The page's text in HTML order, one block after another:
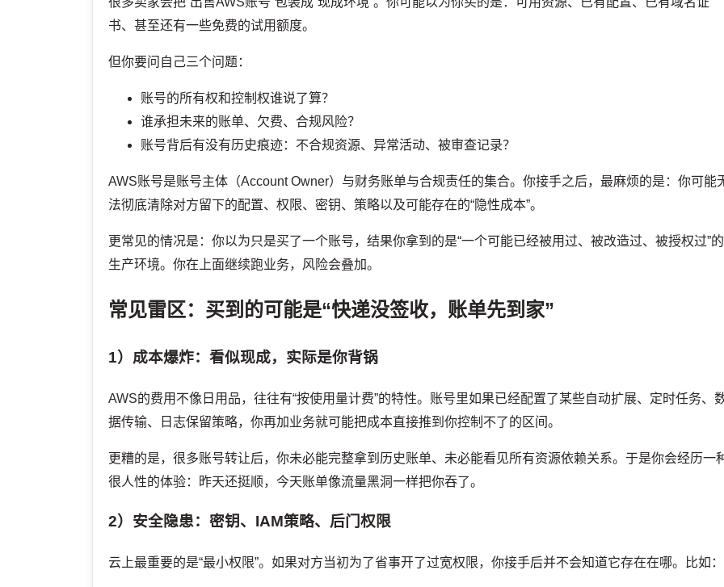
书、甚至还有一些免费的试用额度。
但你要问自己三个问题：
账号的所有权和控制权谁说了算？
谁承担未来的账单、欠费、合规风险？
账号背后有没有历史痕迹：不合规资源、异常活动、被审查记录？
AWS账号是账号主体（Account Owner）与财务账单与合规责任的集合。你接手之后，最麻烦的是：你可能
法彻底清除对方留下的配置、权限、密钥、策略以及可能存在的“隐性成本”。
更常见的情况是：你以为只是买了一个账号，结果你拿到的是“一个可能已经被用过、被改造过、被授权过”的
生产环境。你在上面继续跑业务，风险会叠加。
常见雷区：买到的可能是“快递没签收，账单先到家”
1）成本爆炸：看似现成，实际是你背锅
AWS的费用不像日用品，往往有“按使用量计费”的特性。账号里如果已经配置了某些自动扩展、定时任务、
据传输、日志保留策略，你再加业务就可能把成本直接推到你控制不了的区间。
更糟的是，很多账号转让后，你未必能完整拿到历史账单、未必能看见所有资源依赖关系。于是你会经历一
很人性的体验：昨天还挺顺，今天账单像流量黑洞一样把你吞了。
2）安全隐患：密钥、IAM策略、后门权限
云上最重要的是“最小权限”。如果对方当初为了省事开了过宽权限，你接手后并不会知道它存在在哪。比如：